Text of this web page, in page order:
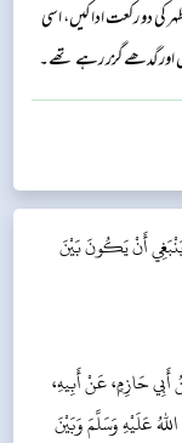
دو رکعت ادا کیں، اسی
گدھے گزر رہے تھے۔
أَنْ يَكُونَ بَيْنَ
حَازِمٍ، عَنْ أَبِيهِ،
عَلَيْهِ وَسَلَّمَ وَبَيْنَ